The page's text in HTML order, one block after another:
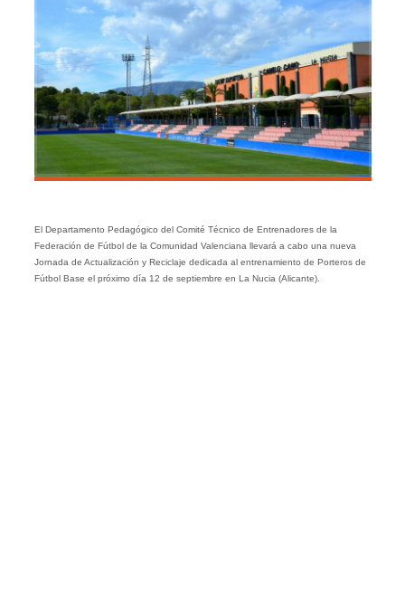
El Departamento Pedagógico del Comité Técnico de Entrenadores de la
Federación de Fútbol de la Comunidad Valenciana llevará a cabo una nueva
Jornada de Actualización y Reciclaje dedicada al entrenamiento de Porteros de
Fútbol Base el próximo día 12 de septiembre en La Nucia (Alicante).